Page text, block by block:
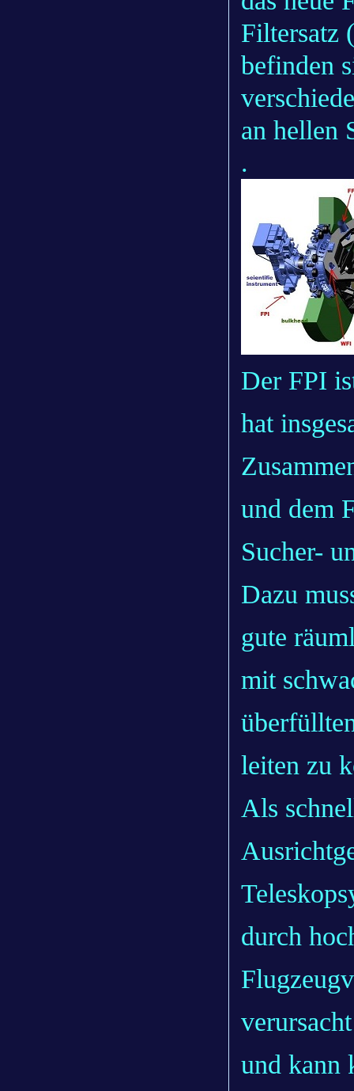
Filtersatz
befinden
an hellen
.
Der FPI
hat
und dem
Sucher-
Dazu
gute
mit
leiten zu
Als
durch
und kann